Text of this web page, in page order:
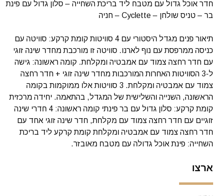
חדר אוכל גדול עם מטבח ליד בריכת השחייה – סלון גדול עם פינת
בר – טניס שולחן – Cyclette – חניה
תיאור פנים מגדל היסטורי עם 4 סוויטות קומת קרקע: סוויטה עם
כניסה ממרפסת עם נוף לארנו. סוויטה זו מורכבת מחדר שינה זוגי
עם חדר רחצה צמוד עם אמבטיה ומקלחת. קומה ראשונה: גישה
ל-3 הסוויטות האחרות המורכבות מחדר שינה זוגי + חדר רחצה
צמוד עם אמבטיה ומקלחת. 3 סוויטות אלו ממוקמות בקומה
הראשונה, השנייה והשלישית של המגדל, בהתאמה. יחידה מרכזית
קומת קרקע: סלון גדול עם בר פינתי קומה ראשונה: 4 חדרי שינה
זוגיים עם חדר רחצה צמוד עם מקלחת, חדר שינה זוגי אחד עם
חדר רחצה צמוד עם אמבטיה ומקלחת קומת קרקע ליד בריכת
השחייה: פינת אוכל גדולה עם מטבח מאובזר.
ארצו